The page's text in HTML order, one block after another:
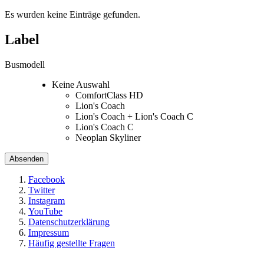
Es wurden keine Einträge gefunden.
Label
Busmodell
Keine Auswahl
ComfortClass HD
Lion's Coach
Lion's Coach + Lion's Coach C
Lion's Coach C
Neoplan Skyliner
Facebook
Twitter
Instagram
YouTube
Datenschutzerklärung
Impressum
Häufig gestellte Fragen